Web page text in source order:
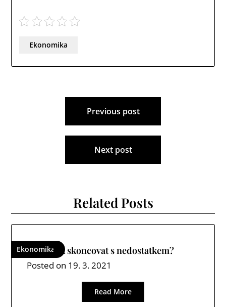
Ekonomika
příspěvek
Previous post
Next post
Related Posts
EkonomikaJak skoncovat s nedostatkem?
Posted on 19. 3. 2021
Read More